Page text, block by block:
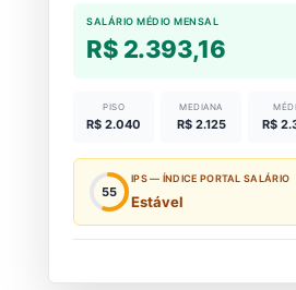
SALÁRIO MÉDIO MENSAL
R$ 2.393,16
PISO
R$ 2.040
MEDIANA
R$ 2.125 R$
55
IPS — ÍNDICE PORTAL SALÁRIO
Estável